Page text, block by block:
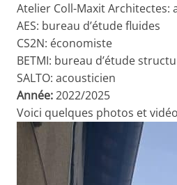
Atelier Coll-Maxit Architectes:
AES: bureau d’étude fluides
CS2N: économiste
BETMI: bureau d’étude
SALTO: acousticien
Année:2022/2025
Voici quelques photos et